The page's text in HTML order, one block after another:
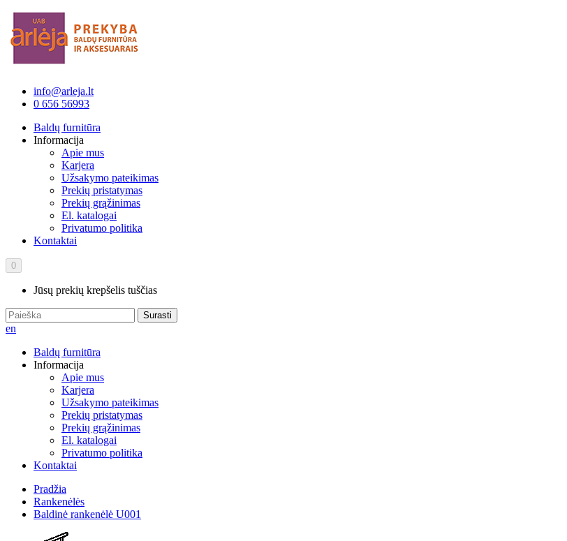
info@arleja.lt
0 656 56993
Baldų furnitūra
Informacija
Apie mus
Karjera
Užsakymo pateikimas
Prekių pristatymas
Prekių grąžinimas
El. katalogai
Privatumo politika
Kontaktai
0
Jūsų prekių krepšelis tuščias
Surasti
en
Baldų furnitūra
Informacija
Apie mus
Karjera
Užsakymo pateikimas
Prekių pristatymas
Prekių grąžinimas
El. katalogai
Privatumo politika
Kontaktai
Pradžia
Rankenėlės
Baldinė rankenėlė U001